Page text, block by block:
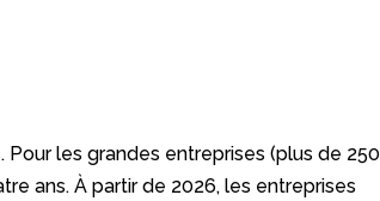
les grandes entreprises (plus de 250
ans. À partir de 2026, les entreprises